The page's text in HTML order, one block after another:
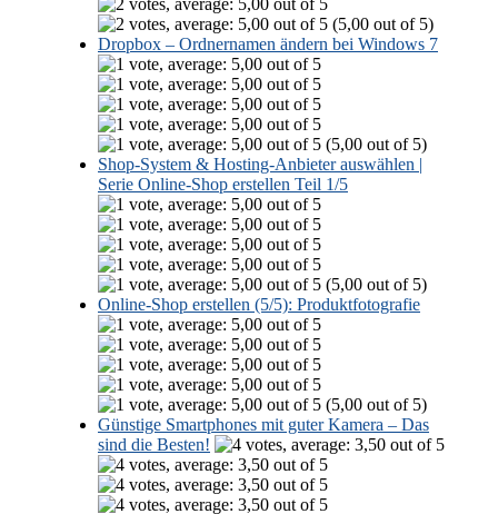
(5,00 out of 5)
Dropbox – Ordnernamen ändern bei Windows 7
(5,00 out of 5)
Shop-System & Hosting-Anbieter auswählen |
Serie Online-Shop erstellen Teil 1/5
(5,00 out of 5)
Online-Shop erstellen (5/5): Produktfotografie
(5,00 out of 5)
Günstige Smartphones mit guter Kamera – Das
sind die Besten!